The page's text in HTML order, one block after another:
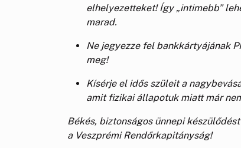
elhelyezetteket! Így „intimebb”
marad.
Ne jegyezze fel bankkártyájának
meg!
Kísérje el idős szüleit a
amit fizikai állapotuk miatt már
Békés, biztonságos ünnepi
a Veszprémi Rendőrkapitányság!